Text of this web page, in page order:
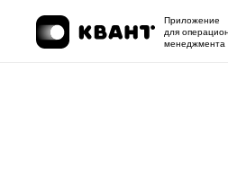
Приложение
для
менеджмента